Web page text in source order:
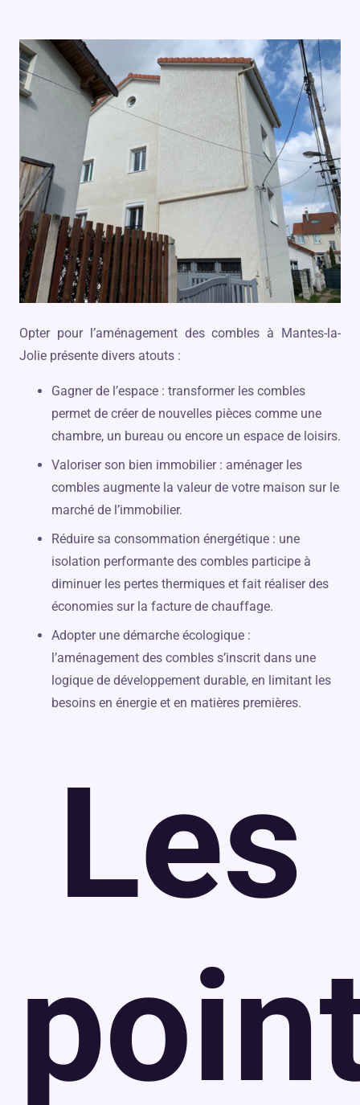
Opter pour l’aménagement des combles à Mantes-la-
Jolie présente divers atouts :
Gagner de l’espace : transformer les combles
permet de créer de nouvelles pièces comme une
chambre, un bureau ou encore un espace de loisirs.
Valoriser son bien immobilier : aménager les
combles augmente la valeur de votre maison sur le
marché de l’immobilier.
Réduire sa consommation énergétique : une
isolation performante des combles participe à
diminuer les pertes thermiques et fait réaliser des
économies sur la facture de chauffage.
Adopter une démarche écologique :
l’aménagement des combles s’inscrit dans une
logique de développement durable, en limitant les
besoins en énergie et en matières premières.
Les